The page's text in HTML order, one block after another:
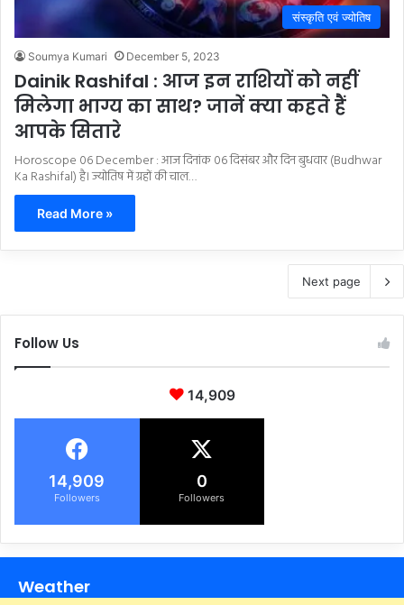
संस्कृति एवं ज्योतिष
Soumya Kumari December 5, 2023
Dainik Rashifal : आज इन राशियों को नहीं
मिलेगा भाग्य का साथ? जानें क्या कहते हैं
आपके सितारे
Horoscope 06 December : आज दिनांक 06 दिसंबर और दिन बुधवार (Budhwar
Ka Rashifal) है। ज्योतिष में ग्रहों की चाल…
Read More »
Next page
Follow Us
14,909
14,909
Followers
0
Followers
Weather